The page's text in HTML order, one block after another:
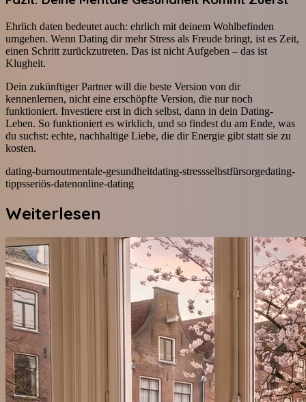
Ehrlich daten bedeutet auch: ehrlich mit deinem Wohlbefinden
umgehen. Wenn Dating dir mehr Stress als Freude bringt, ist es Zeit,
einen Schritt zurückzutreten. Das ist nicht Aufgeben – das ist
Klugheit.
Dein zukünftiger Partner will die beste Version von dir
kennenlernen, nicht eine erschöpfte Version, die nur noch
funktioniert. Investiere erst in dich selbst, dann in dein Dating-
Leben. So funktioniert es wirklich, und so findest du am Ende, was
du suchst: echte, nachhaltige Liebe, die dir Energie gibt statt sie zu
kosten.
dating-burnoutmentale-gesundheitdating-stressselbstfürsorgedating-
tippsseriös-datenonline-dating
Weiterlesen